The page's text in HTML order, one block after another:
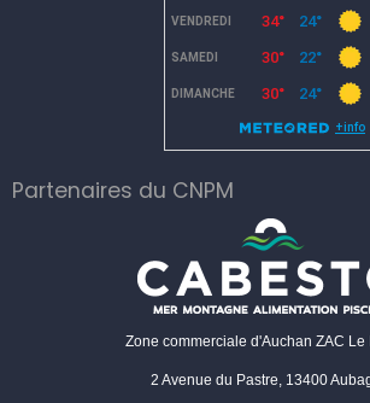
Partenaires du CNPM
Zone commerciale d'Auchan ZAC Le
2 Avenue du Pastre, 13400